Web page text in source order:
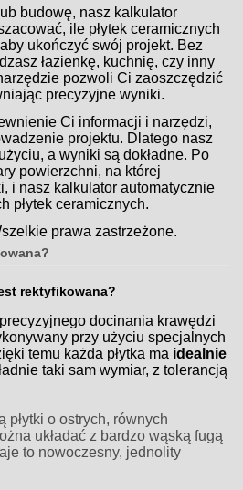
budowę, nasz kalkulator
ile płytek ceramicznych
ukończyć swój projekt. Bez
łazienkę, kuchnię, czy inny
pozwoli Ci zaoszczędzić
precyzyjne wyniki.
Ci informacji i narzędzi,
projektu. Dlatego nasz
a wyniki są dokładne. Po
powierzchni, na której
i nasz kalkulator automatycznie
płytek ceramicznych.
prawa zastrzeżone.
rektyfikowana?
docinania krawędzi
przy użyciu specjalnych
temu każda płytka ma idealnie
taki sam wymiar, z tolerancją
płytki o ostrych, równych
układać z bardzo wąską fugą
to nowoczesny, jednolity